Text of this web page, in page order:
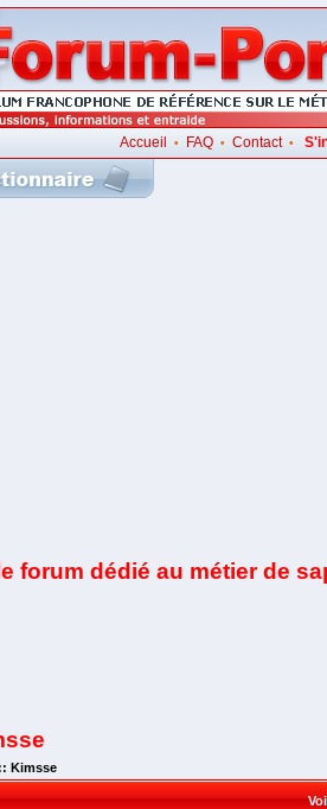
Accueil • FAQ •Contact•
forum dédié au métier de
Kimsse